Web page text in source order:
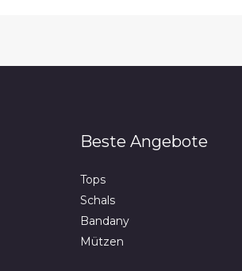
Beste Angebote
Tops
Schals
Bandany
Mützen